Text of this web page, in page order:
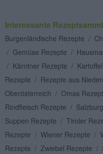
Interessante
Burgenländische Rezepte /
/ Gemüse Rezepte /
/ Kärntner Rezepte /
Rezepte / Rezepte aus
Oberösterreich / Omas
Rindfleisch Rezepte /
Suppen Rezepte / Tiroler
Rezepte / Wiener Rezepte /
Rezepte / Zwiebel Rezepte /